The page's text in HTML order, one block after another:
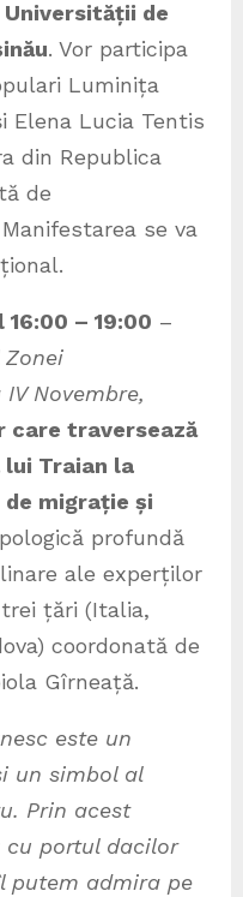
Universității de
. Vor participa
Luminița
Elena Lucia Tentis
din Republica
de
se va
– 19:00 –
Zonei
IV Novembre,
care traversează
lui Traian la
migrație și
profundă
ale experților
țări (Italia,
coordonată de
Gîrneață.
este un
un simbol al
Prin acest
portul dacilor
putem admira pe